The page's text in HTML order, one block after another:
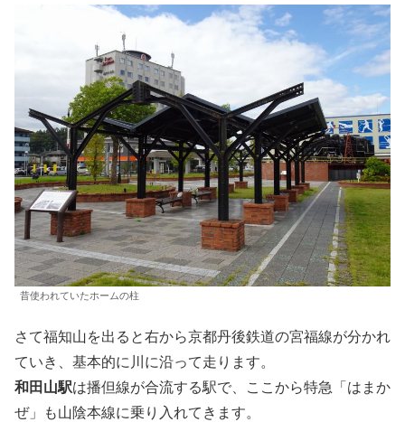
昔使われていたホームの柱
さて福知山を出ると右から京都丹後鉄道の宮福線が分かれ
ていき、基本的に川に沿って走ります。
和田山駅は播但線が合流する駅で、ここから特急「はまか
ぜ」も山陰本線に乗り入れてきます。